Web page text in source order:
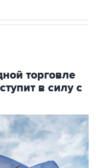
торговле
в силу с